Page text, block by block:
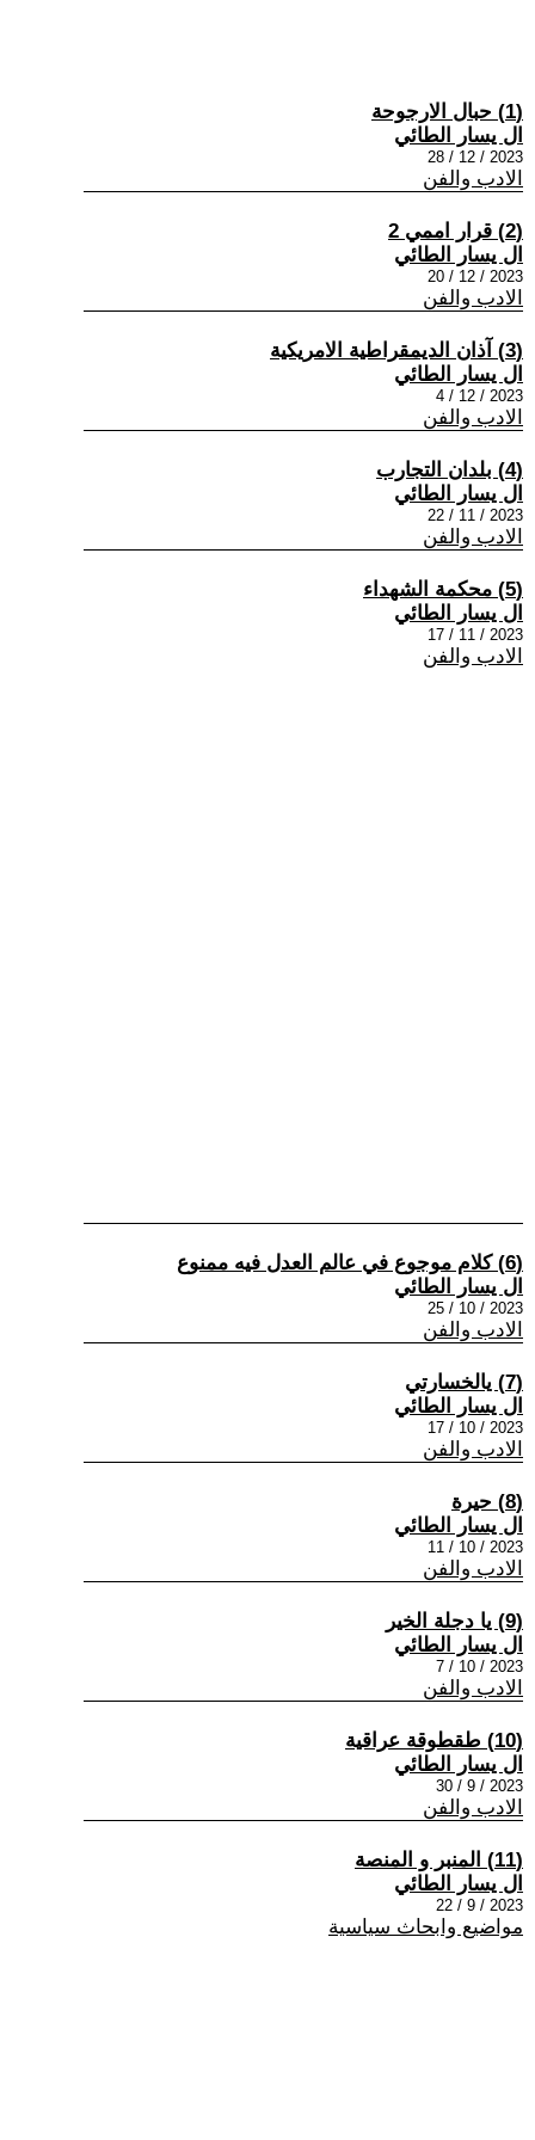
(1) حبال الارجوحة
ال يسار الطائي
2023 / 12 / 28
الادب والفن
(2) قرار اممي 2
ال يسار الطائي
2023 / 12 / 20
الادب والفن
(3) آذان الديمقراطية الامريكية
ال يسار الطائي
2023 / 12 / 4
الادب والفن
(4) بلدان التجارب
ال يسار الطائي
2023 / 11 / 22
الادب والفن
(5) محكمة الشهداء
ال يسار الطائي
2023 / 11 / 17
الادب والفن
(6) كلام موجوع في عالم العدل فيه ممنوع
ال يسار الطائي
2023 / 10 / 25
الادب والفن
(7) يالخسارتي
ال يسار الطائي
2023 / 10 / 17
الادب والفن
(8) حيرة
ال يسار الطائي
2023 / 10 / 11
الادب والفن
(9) يا دجلة الخير
ال يسار الطائي
2023 / 10 / 7
الادب والفن
(10) طقطوقة عراقية
ال يسار الطائي
2023 / 9 / 30
الادب والفن
(11) المنبر و المنصة
ال يسار الطائي
2023 / 9 / 22
مواضيع وابحاث سياسية